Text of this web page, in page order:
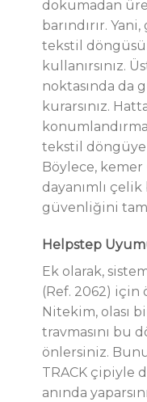
dokumadan
barındırır.
tekstil
kullanırsınız.
noktasında da
kurarsınız.
tekstil döngüye
Böylece,
dayanımlı
güvenliğini
Helpstep
Ek olarak,
(Ref. 2062) için
Nitekim, olası
travmasını bu
önlersiniz.
TRACK çipiyle
anında